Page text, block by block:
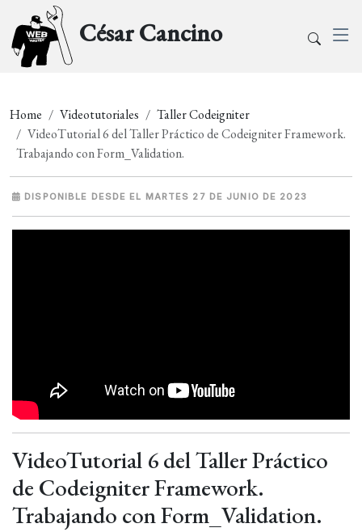
César Cancino
Home Videotutoriales
Taller Codeigniter
VideoTutorial 6 del Taller Práctico de Codeigniter Framework.
Trabajando con Form_Validation.
DISPONIBLE DESDE EL MARTES 27 DE JUNIO DE 2023
VideoTutorial 6 del Taller Práctico
de Codeigniter Framework.
Trabajando con Form_Validation.